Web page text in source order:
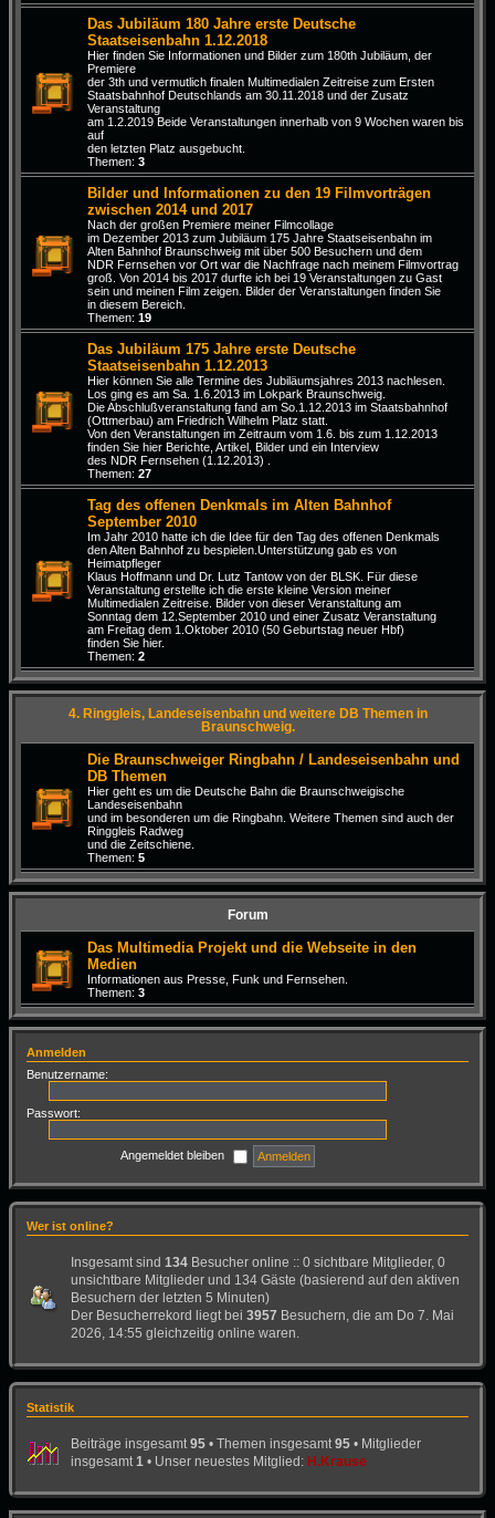
Das Jubiläum 180 Jahre erste Deutsche
Staatseisenbahn 1.12.2018
Hier finden Sie Informationen und Bilder zum 180th Jubiläum, der
Premiere
der 3th und vermutlich finalen Multimedialen Zeitreise zum Ersten
Staatsbahnhof Deutschlands am 30.11.2018 und der Zusatz
Veranstaltung
am 1.2.2019 Beide Veranstaltungen innerhalb von 9 Wochen waren bis
auf
den letzten Platz ausgebucht.
Themen: 3
Bilder und Informationen zu den 19 Filmvorträgen
zwischen 2014 und 2017
Nach der großen Premiere meiner Filmcollage
im Dezember 2013 zum Jubiläum 175 Jahre Staatseisenbahn im
Alten Bahnhof Braunschweig mit über 500 Besuchern und dem
NDR Fernsehen vor Ort war die Nachfrage nach meinem Filmvortrag
groß. Von 2014 bis 2017 durfte ich bei 19 Veranstaltungen zu Gast
sein und meinen Film zeigen. Bilder der Veranstaltungen finden Sie
in diesem Bereich.
Themen: 19
Das Jubiläum 175 Jahre erste Deutsche
Staatseisenbahn 1.12.2013
Hier können Sie alle Termine des Jubiläumsjahres 2013 nachlesen.
Los ging es am Sa. 1.6.2013 im Lokpark Braunschweig.
Die Abschlußveranstaltung fand am So.1.12.2013 im Staatsbahnhof
(Ottmerbau) am Friedrich Wilhelm Platz statt.
Von den Veranstaltungen im Zeitraum vom 1.6. bis zum 1.12.2013
finden Sie hier Berichte, Artikel, Bilder und ein Interview
des NDR Fernsehen (1.12.2013) .
Themen: 27
Tag des offenen Denkmals im Alten Bahnhof
September 2010
Im Jahr 2010 hatte ich die Idee für den Tag des offenen Denkmals
den Alten Bahnhof zu bespielen.Unterstützung gab es von
Heimatpfleger
Klaus Hoffmann und Dr. Lutz Tantow von der BLSK. Für diese
Veranstaltung erstellte ich die erste kleine Version meiner
Multimedialen Zeitreise. Bilder von dieser Veranstaltung am
Sonntag dem 12.September 2010 und einer Zusatz Veranstaltung
am Freitag dem 1.Oktober 2010 (50 Geburtstag neuer Hbf)
finden Sie hier.
Themen: 2
4. Ringgleis, Landeseisenbahn und weitere DB Themen in
Braunschweig.
Die Braunschweiger Ringbahn / Landeseisenbahn und
DB Themen
Hier geht es um die Deutsche Bahn die Braunschweigische
Landeseisenbahn
und im besonderen um die Ringbahn. Weitere Themen sind auch der
Ringgleis Radweg
und die Zeitschiene.
Themen: 5
Forum
Das Multimedia Projekt und die Webseite in den
Medien
Informationen aus Presse, Funk und Fernsehen.
Themen: 3
Anmelden
Benutzername:
Passwort:
Angemeldet bleiben
Wer ist online?
Insgesamt sind 134 Besucher online :: 0 sichtbare Mitglieder, 0
unsichtbare Mitglieder und 134 Gäste (basierend auf den aktiven
Besuchern der letzten 5 Minuten)
Der Besucherrekord liegt bei 3957 Besuchern, die am Do 7. Mai
2026, 14:55 gleichzeitig online waren.
Statistik
Beiträge insgesamt 95 • Themen insgesamt 95 • Mitglieder
insgesamt 1 • Unser neuestes Mitglied: H.Krause